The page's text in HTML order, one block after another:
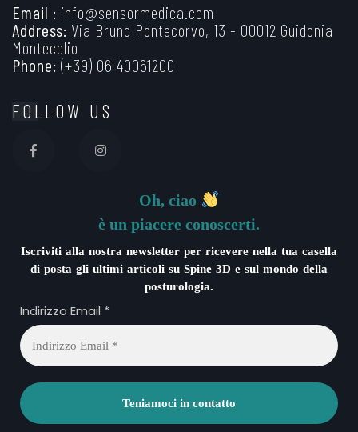
Email : info@sensormedica.com
Address: Via Bruno Pontecorvo, 13 - 00012 Guidonia
Montecelio
Phone: (+39) 06 40061200
FOLLOW US
Oh, ciao
è un piacere conoscerti.
Iscriviti alla nostra newsletter per ricevere nella tua casella
di posta gli ultimi articoli su Spine 3D e sul mondo della
posturologia.
Indirizzo Email *